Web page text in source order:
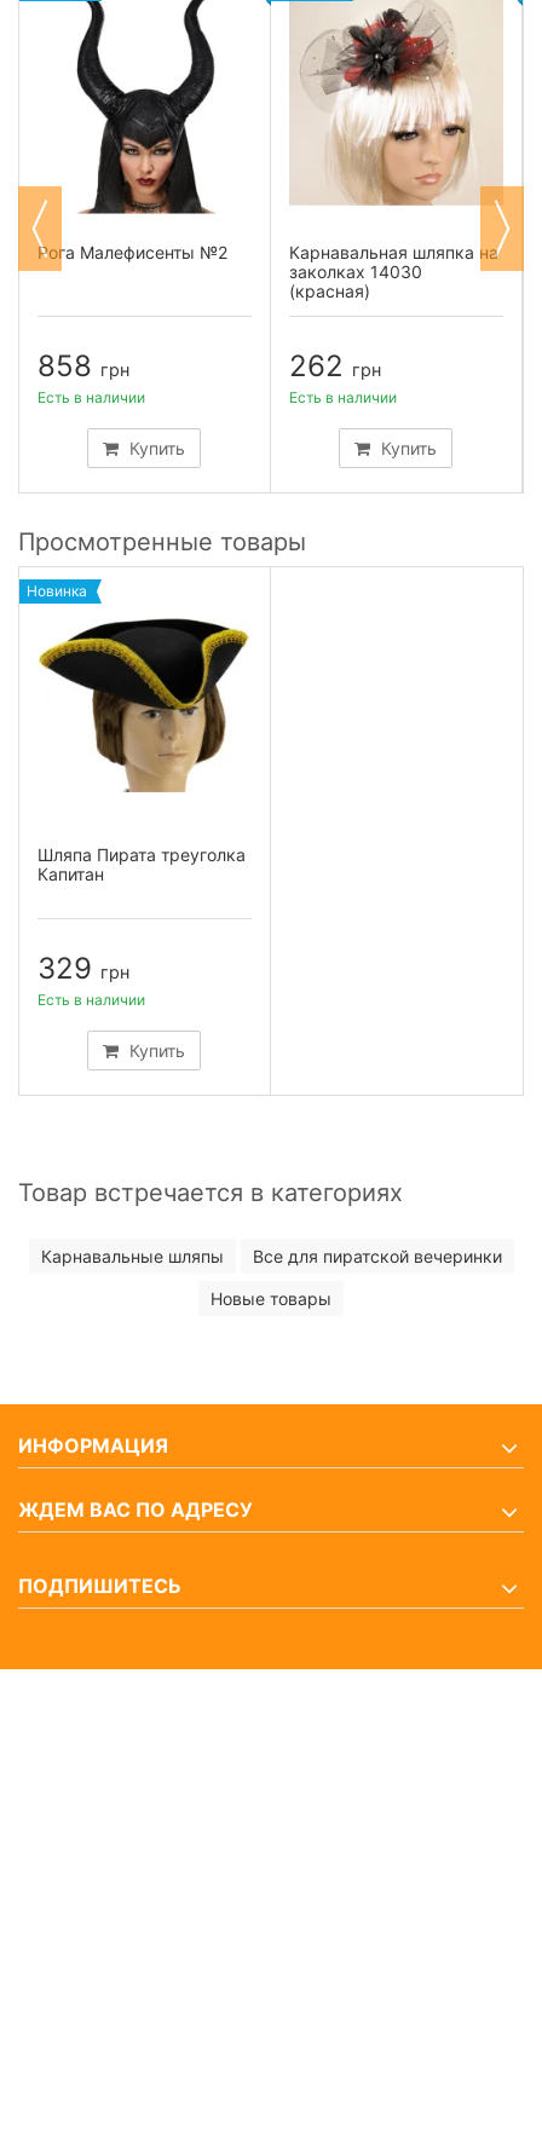
Рога Малефисенты №2
858 грн
Купить
Есть в наличии
Карнавальная шляпка на
заколках 14030
(красная)
262 грн
Купить
Есть в наличии
Просмотренные товары
Новинка
Шляпа Пирата треуголка
Капитан
329 грн
Купить
Есть в наличии
Товар встречается в категориях
Карнавальные шляпы Все для пиратской вечеринки
Новые товары
ИНФОРМАЦИЯ
ЖДЕМ ВАС ПО АДРЕСУ
ПОДПИШИТЕСЬ